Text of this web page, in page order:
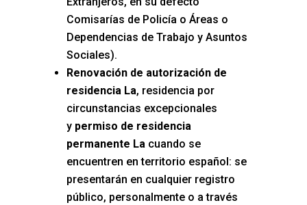
Comisarías de Policía o Áreas o
Dependencias de Trabajo y Asuntos
Sociales).
Renovación de autorización de
residencia La, residencia por
circunstancias excepcionales
y permiso de residencia
permanente Lacuando se
encuentren en territorio español: se
presentarán en cualquier registro
público, personalmente o a través